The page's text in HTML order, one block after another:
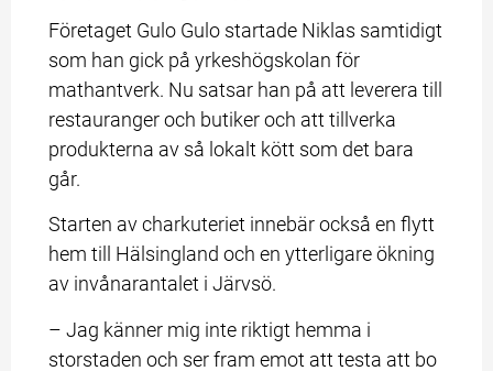
Företaget Gulo Gulo startade Niklas samtidigt
som han gick på yrkeshögskolan för
mathantverk. Nu satsar han på att leverera till
restauranger och butiker och att tillverka
produkterna av så lokalt kött som det bara
går.
Starten av charkuteriet innebär också en flytt
hem till Hälsingland och en ytterligare ökning
av invånarantalet i Järvsö.
– Jag känner mig inte riktigt hemma i
storstaden och ser fram emot att testa att bo